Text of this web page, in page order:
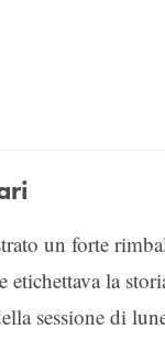
un forte
la
sessione di